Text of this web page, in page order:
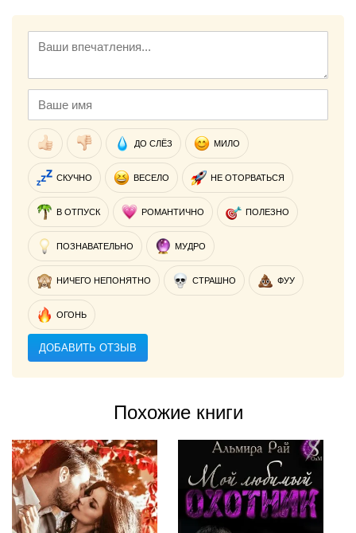
ДО СЛЁЗ МИЛО
СКУЧНО ВЕСЕЛО НЕ ОТОРВАТЬСЯ
В ОТПУСК РОМАНТИЧНО ПОЛЕЗНО
ПОЗНАВАТЕЛЬНО МУДРО
НИЧЕГО НЕПОНЯТНО СТРАШНО ФУУ
ОГОНЬ
ДОБАВИТЬ ОТЗЫВ
Похожие книги